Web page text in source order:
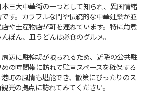
三大中華街の一つとして知られ、異国情緒
す。カラフルな門や伝統的な中華建築が並
や土産物店が軒を連ねています。特に角煮
ぽん、皿うどんは必食のグルメ。
辺に駐輪場が限られるため、近隣の公共駐
の時間帯に訪れて駐車スペースを確保する
町の風情も堪能でき、散策にぴったりのス
光の拠点に訪れてみてください。